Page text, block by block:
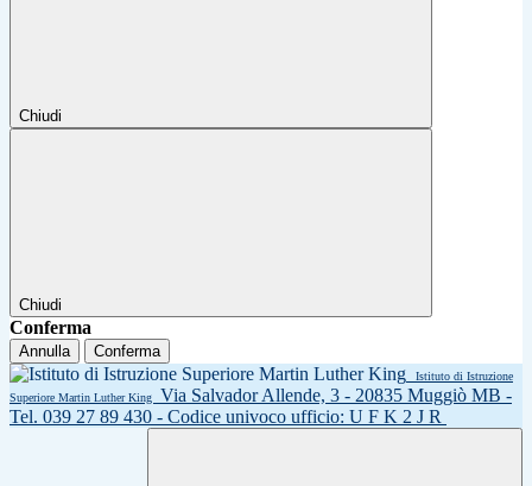
Chiudi
Chiudi
Conferma
Annulla Conferma
Istituto di Istruzione
Superiore Martin Luther King
Via Salvador Allende, 3 - 20835 Muggiò MB -
Tel. 039 27 89 430 - Codice univoco ufficio: U F K 2 J R